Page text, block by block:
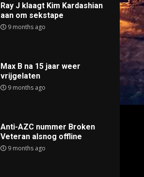
Ray J klaagt Kim Kardashian
aan om sekstape
9 months ago
Max B na 15 jaar weer
vrijgelaten
9 months ago
Anti-AZC nummer Broken
Veteran alsnog offline
9 months ago